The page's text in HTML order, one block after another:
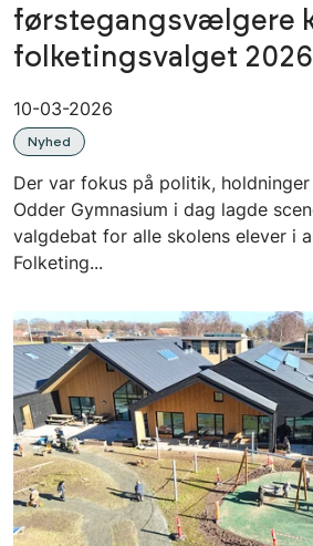
førstegangsvælgere
folketingsvalget 2026
10-03-2026
Nyhed
Der var fokus på politik,
Odder Gymnasium i dag lagde
valgdebat for alle skolens elever i
Folketing...